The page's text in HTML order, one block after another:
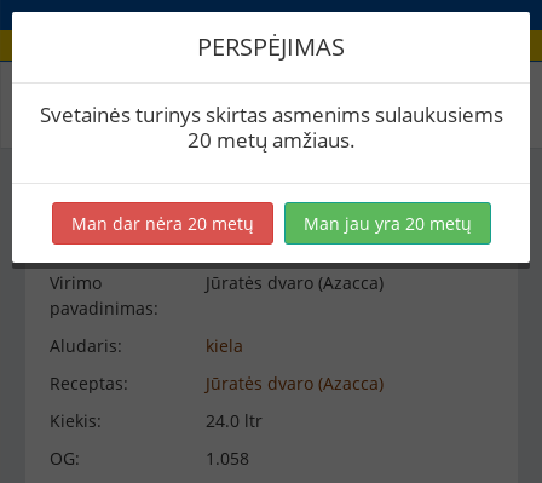
Virimo peržiūra
−
Virimo informacija
Virimo
pavadinimas:
Jūratės dvaro (Azacca)
Aludaris:
kiela
Receptas:
Jūratės dvaro (Azacca)
Kiekis:
24.0 ltr
OG:
1.058
PERSPĖJIMAS
Svetainės turinys skirtas asmenims sulaukusiems
20 metų amžiaus.
Man dar nėra 20 metų Man jau yra 20 metų